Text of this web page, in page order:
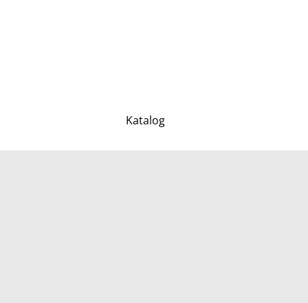
Katalog